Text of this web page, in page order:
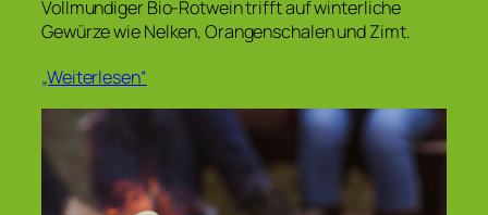
Vollmundiger Bio-Rotwein trifft auf winterliche
Gewürze wie Nelken, Orangenschalen und Zimt.
„Weiterlesen“